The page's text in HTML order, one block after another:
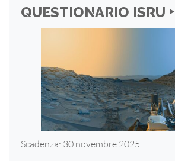
QUESTIONARIO ISRU ‣
Scadenza: 30 novembre 2025